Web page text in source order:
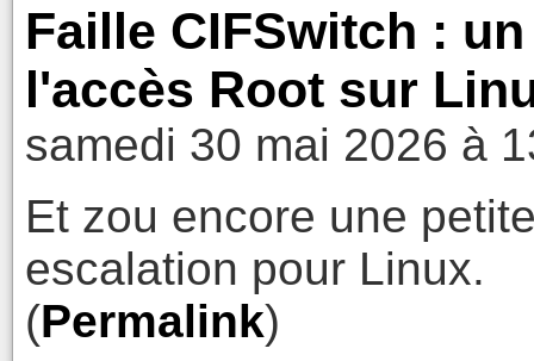
Faille CIFSwitch :
l'accès Root sur
samedi 30 mai 2026 à
Et zou encore une
escalation pour Linux.
(Permalink)